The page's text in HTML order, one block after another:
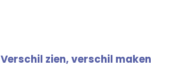
Verschil zien, verschil maken